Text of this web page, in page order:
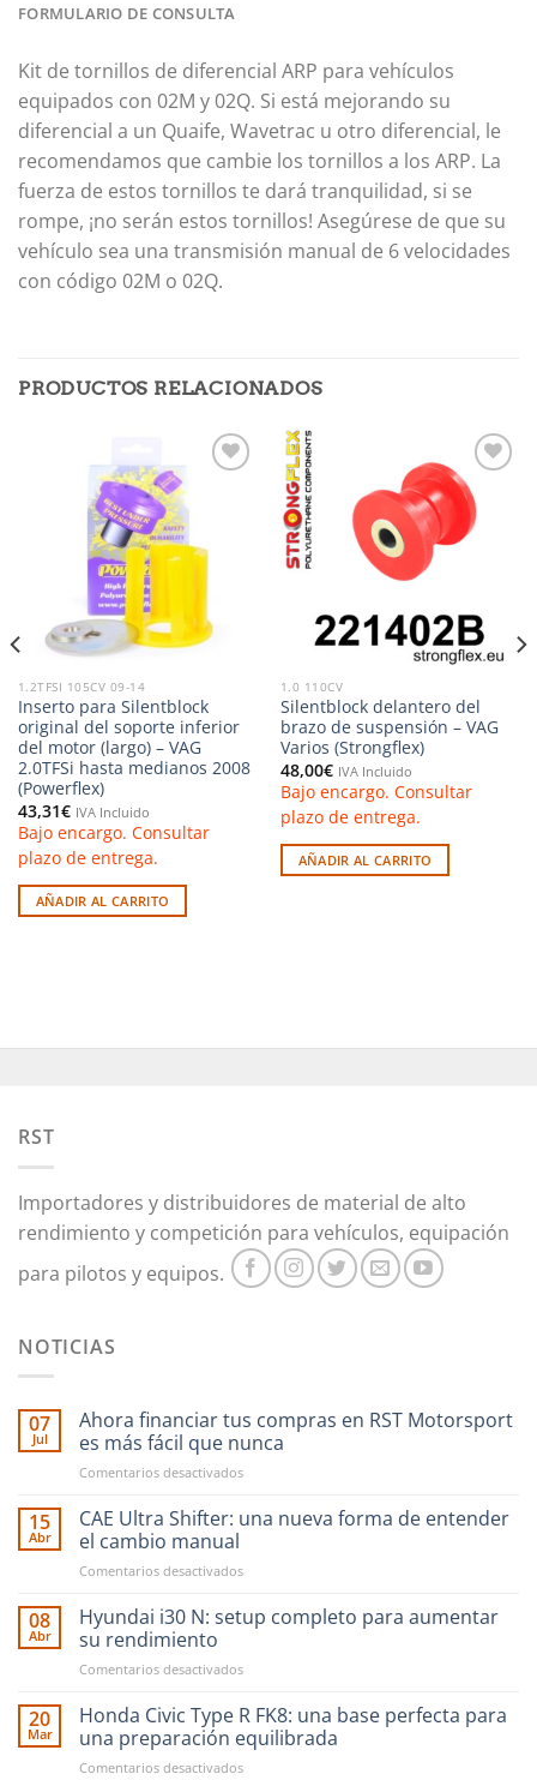
FORMULARIO DE CONSULTA
Kit de tornillos de diferencial ARP para vehículos
equipados con 02M y 02Q. Si está mejorando su
diferencial a un Quaife, Wavetrac u otro diferencial, le
recomendamos que cambie los tornillos a los ARP. La
fuerza de estos tornillos te dará tranquilidad, si se
rompe, ¡no serán estos tornillos! Asegúrese de que su
vehículo sea una transmisión manual de 6 velocidades
con código 02M o 02Q.
PRODUCTOS RELACIONADOS
1.2TFSI 105CV 09-14
Inserto para Silentblock
original del soporte inferior
del motor (largo) – VAG
2.0TFSi hasta medianos 2008
(Powerflex)
43,31€ IVA Incluido
Bajo encargo. Consultar
plazo de entrega.
AÑADIR AL CARRITO
Añadir
a la
lista de
deseos
1.0 110CV
Silentblock delantero del
brazo de suspensión – VAG
Varios (Strongflex)
48,00€ IVA Incluido
Bajo encargo. Consultar
plazo de entrega.
AÑADIR AL CARRITO
RST
Importadores y distribuidores de material de alto
rendimiento y competición para vehículos, equipación
para pilotos y equipos.
NOTICIAS
07
Jul
Ahora financiar tus compras en RST Motorsport
es más fácil que nunca
Comentarios desactivadosen
financiar
en
Motorsport
fácil
nunca
15
Abr
CAE Ultra Shifter: una nueva forma de entender
el cambio manual
Comentarios desactivadosen
Ultra
Shifter:
nueva
de
entender
cambio
08
Abr
Hyundai i30 N: setup completo para aumentar
su rendimiento
Comentarios desactivadosen
i30
setup
completo
20
Mar
Honda Civic Type R FK8: una base perfecta para
una preparación equilibrada
Comentarios desactivadosen